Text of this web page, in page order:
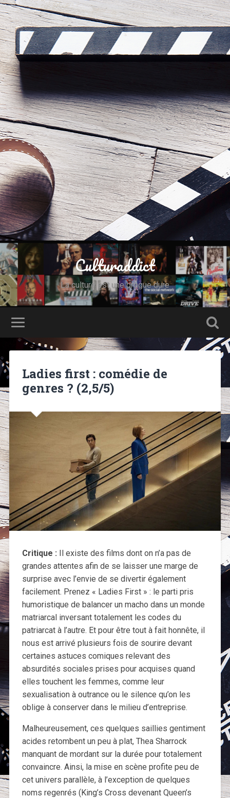
Culturaddict
La culture est une drogue dure
Ladies first : comédie de
genres ? (2,5/5)
Critique : Il existe des films dont on n’a pas de
grandes attentes afin de se laisser une marge de
surprise avec l’envie de se divertir également
facilement. Prenez « Ladies First » : le parti pris
humoristique de balancer un macho dans un monde
matriarcal inversant totalement les codes du
patriarcat à l’autre. Et pour être tout à fait honnête, il
nous est arrivé plusieurs fois de sourire devant
certaines astuces comiques relevant des
absurdités sociales prises pour acquises quand
elles touchent les femmes, comme leur
sexualisation à outrance ou le silence qu’on les
oblige à conserver dans le milieu d’entreprise.
Malheureusement, ces quelques saillies gentiment
acides retombent un peu à plat, Thea Sharrock
manquant de mordant sur la durée pour totalement
convaincre. Ainsi, la mise en scène profite peu de
cet univers parallèle, à l’exception de quelques
noms regenrés (King’s Cross devenant Queen’s